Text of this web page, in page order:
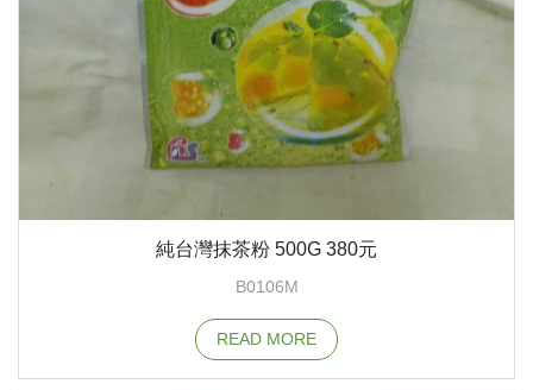
純台灣抹茶粉 500G 380元
B0106M
READ MORE